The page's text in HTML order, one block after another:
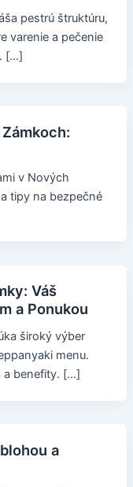
pestrú štruktúru,
varenie a pečenie
[…]
v Nových
tipy na bezpečné
Váš
a Ponukou
široký výber
menu.
a benefity. […]
a